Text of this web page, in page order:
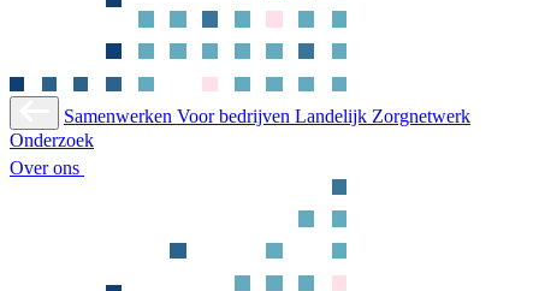
Samenwerken Voor bedrijven Landelijk Zorgnetwerk
Onderzoek
Over ons